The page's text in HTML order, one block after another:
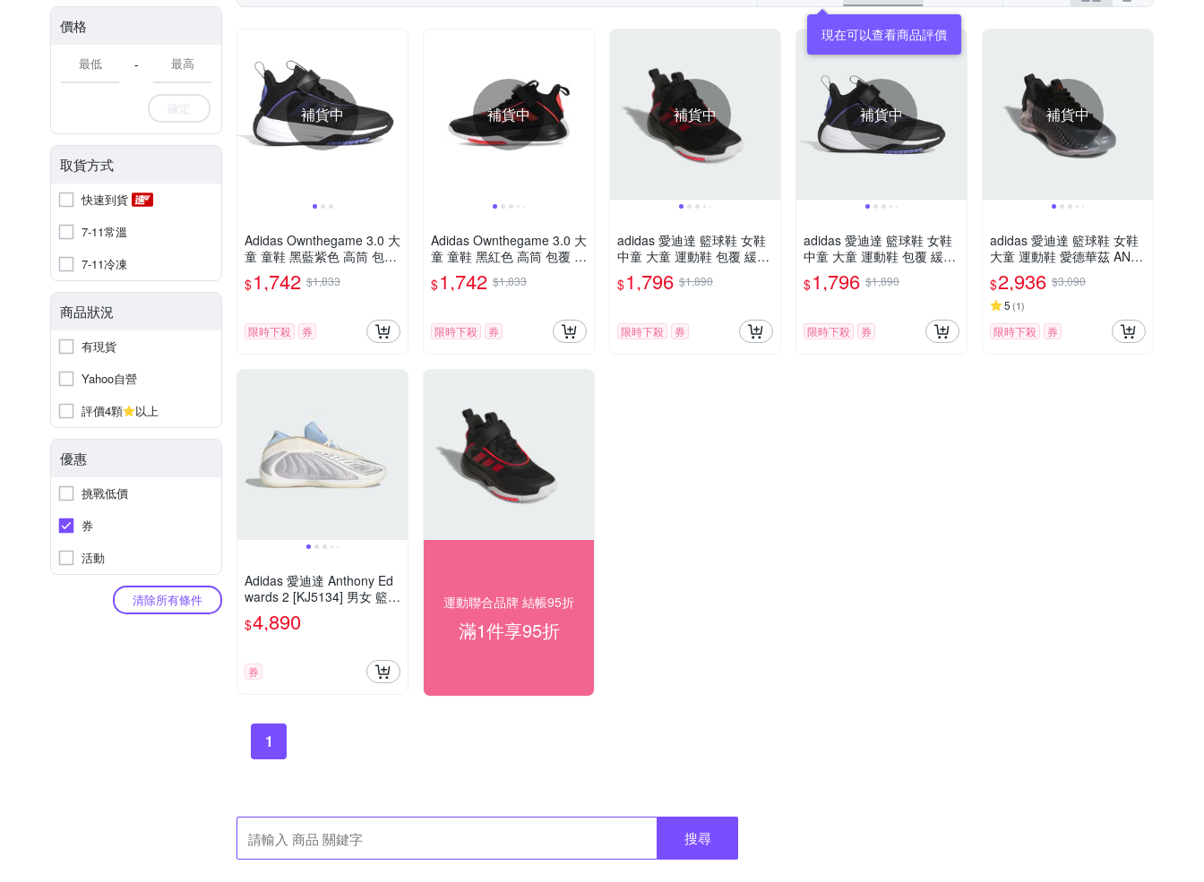
價格
-
確定
取貨方式
快速到貨
7-11常溫
7-11冷凍
商品狀況
有現貨
Yahoo自營
評價4顆
以上
優惠
挑戰低價
券
活動
清除所有條件
現在可以查看商品評價
補貨中
Adidas Ownthegame 3.0 大
童 童鞋 黑藍紫色 高筒 包覆
魔鬼氈 耐磨 緩震 籃球鞋 JI
0393
$1,742 $1,833
限時下殺 券
補貨中
Adidas Ownthegame 3.0 大
童 童鞋 黑紅色 高筒 包覆 魔
鬼氈 耐磨 緩震 籃球鞋 JQ7
939
$1,742 $1,833
限時下殺 券
補貨中
adidas 愛迪達 籃球鞋 女鞋
中童 大童 運動鞋 包覆 緩震
魔鬼氈 OWNTHEGAME 3.0
K 黑紅 JQ7939
$1,796 $1,890
限時下殺 券
補貨中
adidas 愛迪達 籃球鞋 女鞋
中童 大童 運動鞋 包覆 緩震
魔鬼氈 OWNTHEGAME 3.0
K 黑 JI0393 (C5106)
$1,796 $1,890
限時下殺 券
補貨中
adidas 愛迪達 籃球鞋 女鞋
大童 運動鞋 愛德華茲 ANT
HONY EDWARDS 1 J LOW
銀黑 JQ8885
$2,936 $3,090
5 (1)
限時下殺 券
Adidas 愛迪達 Anthony Ed
wards 2 [KJ5134] 男女 籃球
鞋 穩定 支撐 緩震 銀 藍
$4,890
券
運動聯合品牌 結帳95折
滿1件享95折
1
搜尋